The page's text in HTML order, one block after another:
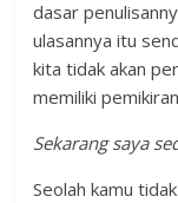
dasar
ulasannya itu
kita tidak akan
memiliki
Sekarang saya
Seolah kamu